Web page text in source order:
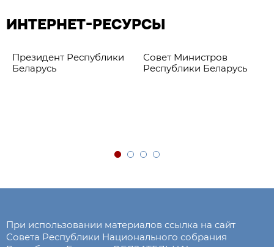
ИНТЕРНЕТ-РЕСУРСЫ
Президент Республики
Беларусь
Совет Министров
Республики Беларусь
При использовании материалов ссылка на сайт
Совета Республики Национального собрания